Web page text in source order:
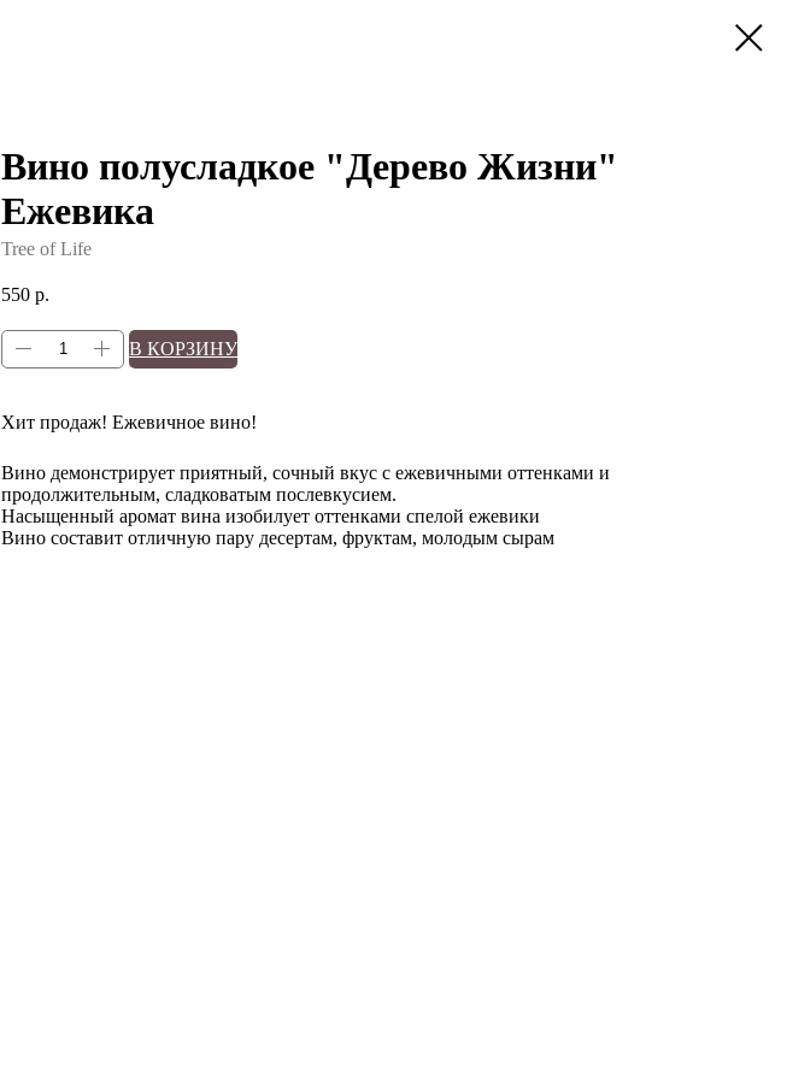
Вино полусладкое "Дерево Жизни"
Ежевика
Tree of Life
550 р.
В КОРЗИНУ
Хит продаж! Ежевичное вино!
Вино демонстрирует приятный, сочный вкус с ежевичными оттенками и
продолжительным, сладковатым послевкусием.
Насыщенный аромат вина изобилует оттенками спелой ежевики
Вино составит отличную пару десертам, фруктам, молодым сырам